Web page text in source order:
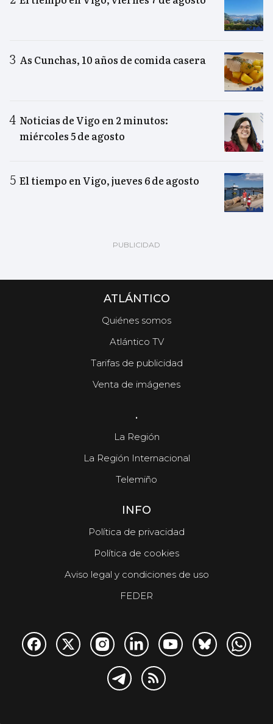
As Cunchas, 10 años de comida casera
Noticias de Vigo en 2 minutos:
miércoles 5 de agosto
El tiempo en Vigo, jueves 6 de agosto
ATLÁNTICO
Quiénes somos
Atlántico TV
Tarifas de publicidad
Venta de imágenes
.
La Región
La Región Internacional
Telemiño
INFO
Política de privacidad
Política de cookies
Aviso legal y condiciones de uso
FEDER